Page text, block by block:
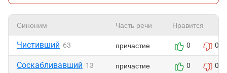
Синоним Часть речи Нравится
Чистивший 63 причастие 0 0
Соскабливавший 13 причастие 0 0